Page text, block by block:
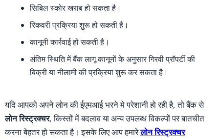
सिबिल स्कोर खराब हो सकता है।
रिकवरी प्रक्रिया शुरू हो सकती है।
कानूनी कार्रवाई हो सकती है।
अंतिम स्थिति में बैंक लागू कानूनों के अनुसार गिरवी प्रॉपर्टी की
बिक्री या नीलामी की प्रक्रिया शुरू कर सकता है।
यदि आपको अपने लोन की ईएमआई भरने मे परेशानी हो रही है, तो बैंक से
लोन रिस्ट्रक्चर, किस्तों में बदलाव या अन्य उपलब्ध विकल्पों पर बातचीत
करना बेहतर हो सकता है। इसके लिए आप हमारेलोन रिस्ट्रक्चर